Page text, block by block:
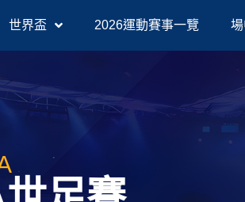
世界盃 2026運動賽事一覽